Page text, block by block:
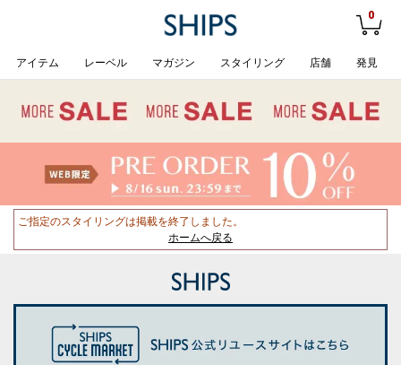
0
アイテム レーベル マガジン スタイリング 店舗 発見
ご指定のスタイリングは掲載を終了しました。
ホームへ戻る